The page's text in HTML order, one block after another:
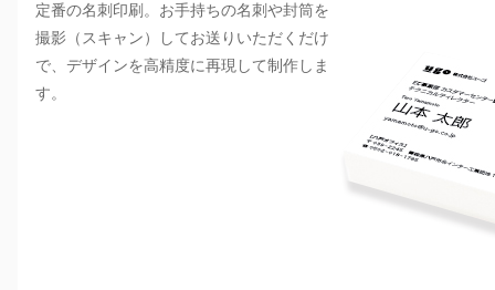
定番の名刺印刷。お手持ちの名刺や封筒を
撮影（スキャン）してお送りいただくだけ
で、デザインを高精度に再現して制作しま
す。